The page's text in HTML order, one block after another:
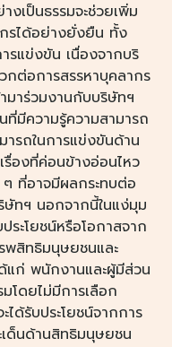
เป็นธรรมจะช่วยเพิ่ม
รได้อย่างยั่งยืน ทั้ง
รแข่งขัน เนื่องจากบริ
ต่อการสรรหาบุคลากร
มาร่วมงานกับบริษัทฯ
ที่มีความรู้ความสามารถ
รถในการแข่งขันด้าน
องที่ค่อนข้างอ่อนไหว
ๆ ที่อาจมีผลกระทบต่อ
ษัทฯ นอกจากนี้ในแง่มุม
ระโยชน์หรือโอกาสจาก
พสิทธิมนุษยชนและ
แก่ พนักงานและผู้มีส่วน
โดยไม่มีการเลือก
ด้รับประโยชน์จากการ
ด็นด้านสิทธิมนุษยชน